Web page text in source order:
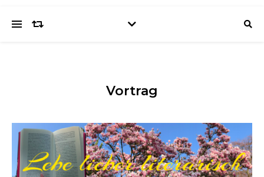
Vortrag